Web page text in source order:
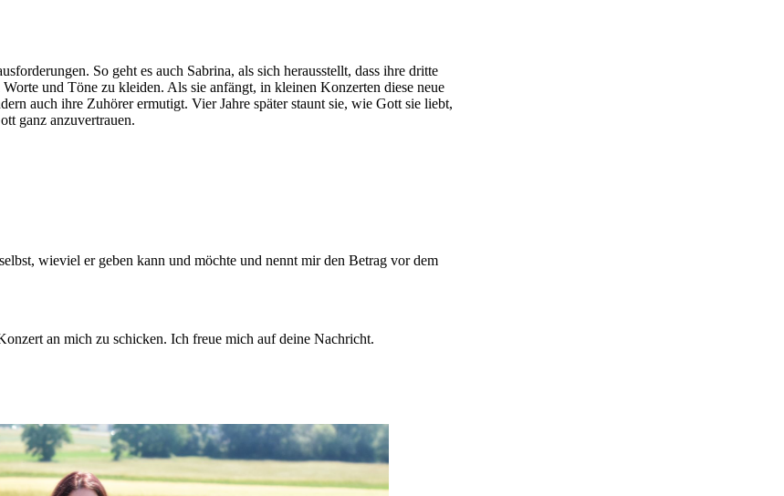
So geht es auch Sabrina, als sich herausstellt, dass ihre dritte
und Töne zu kleiden. Als sie anfängt, in kleinen Konzerten diese neue
auch ihre Zuhörer ermutigt. Vier Jahre später staunt sie, wie Gott sie liebt,
ganz anzuvertrauen.
wieviel er geben kann und möchte und nennt mir den Betrag vor dem
an mich zu schicken. Ich freue mich auf deine Nachricht.